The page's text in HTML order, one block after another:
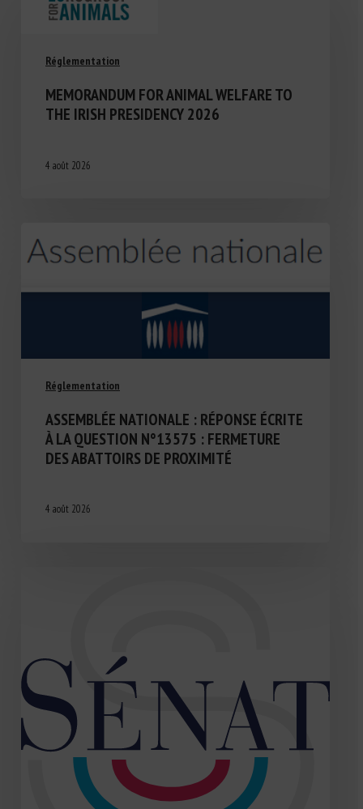
Réglementation
MEMORANDUM FOR ANIMAL WELFARE TO
THE IRISH PRESIDENCY 2026
4 août 2026
Réglementation
ASSEMBLÉE NATIONALE : RÉPONSE ÉCRITE
À LA QUESTION N°13575 : FERMETURE
DES ABATTOIRS DE PROXIMITÉ
4 août 2026